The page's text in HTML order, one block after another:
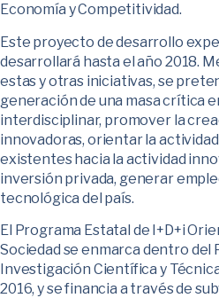
Economía y Competitividad.
Este proyecto de desarrollo
desarrollará hasta el año 2018.
estas y otras iniciativas, se
generación de una masa crítica
interdisciplinar, promover la
innovadoras, orientar la
existentes hacia la actividad
inversión privada, generar
tecnológica del país.
El Programa Estatal de I+D+i
Sociedad se enmarca dentro del
Investigación Científica y
2016, y se financia a través de